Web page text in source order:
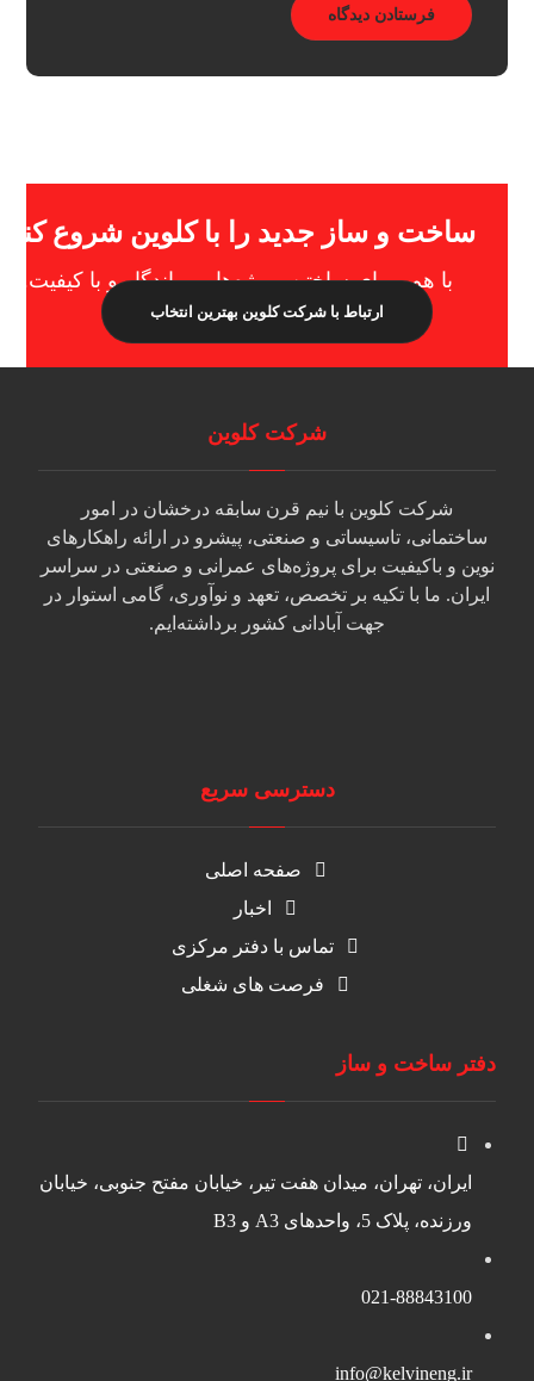
ساخت و ساز جدید را با کلوین شروع کنید
با هم، برای ساختن پروژه‌هایی ماندگار و با کیفیت.
ارتباط با شرکت کلوین بهترین انتخاب
شرکت کلوین
شرکت کلوین با نیم قرن سابقه درخشان در امور
ساختمانی، تاسیساتی و صنعتی، پیشرو در ارائه راهکارهای
نوین و باکیفیت برای پروژه‌های عمرانی و صنعتی در سراسر
ایران. ما با تکیه بر تخصص، تعهد و نوآوری، گامی استوار در
جهت آبادانی کشور برداشته‌ایم.
دسترسی سریع
صفحه اصلی
اخبار
تماس با دفتر مرکزی
فرصت های شغلی
دفتر ساخت و ساز
ایران، تهران، میدان هفت تیر، خیابان مفتح جنوبی، خیابان
ورزنده، پلاک 5، واحدهای A3 و B3
021-88843100
info@kelvineng.ir